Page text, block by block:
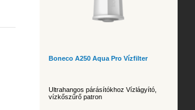
Boneco A250 Aqua Pro Vízfilter
Ultrahangos párásítókhoz Vízlágyító,
vízkőszűrő patron